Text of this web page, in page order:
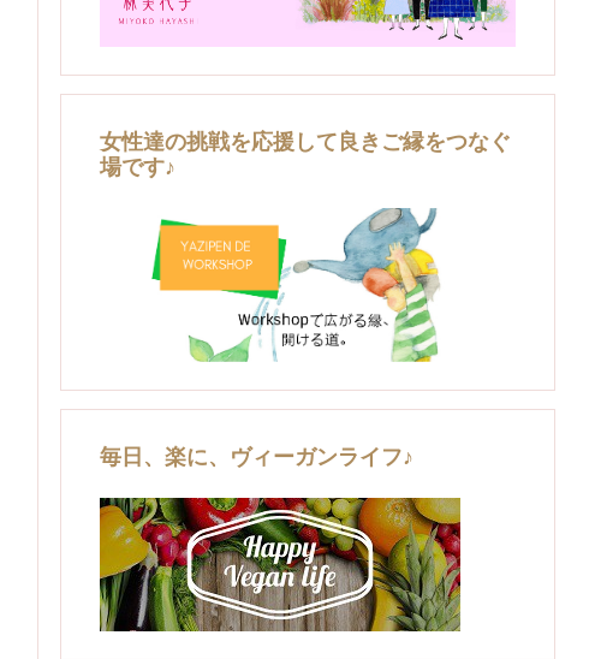
女性達の挑戦を応援して良きご縁をつなぐ
場です♪
毎日、楽に、ヴィーガンライフ♪